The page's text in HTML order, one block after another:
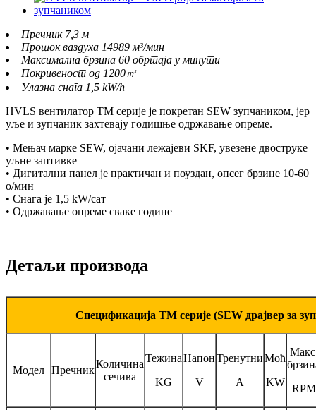
Пречник 7,3 м
Проток ваздуха 14989 м³/мин
Максимална брзина 60 обртаја у минути
Покривеност од 1200㎡
Улазна снага 1,5 kW/h
HVLS вентилатор TM серије је покретан SEW зупчаником, јер
уље и зупчаник захтевају годишње одржавање опреме.
• Мењач марке SEW, ојачани лежајеви SKF, увезене двоструке
уљне заптивке
• Дигитални панел је практичан и поуздан, опсег брзине 10-60
о/мин
• Снага је 1,5 kW/сат
• Одржавање опреме сваке године
Детаљи производа
Спецификација ТМ серије (SEW драјвер за
Модел Пречник
Количина
сечива
Тежина
KG
Напон
V
Тренутни
A
Моћ
KW
RPM